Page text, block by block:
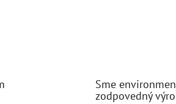
Sme
zodpovedný